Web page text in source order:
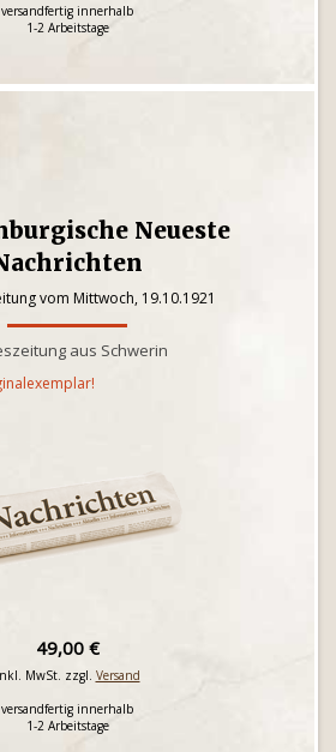
versandfertig innerhalb
1-2 Arbeitstage
Neueste
vom Mittwoch, 19.10.1921
aus Schwerin
49,00 €
MwSt. zzgl. Versand
versandfertig innerhalb
1-2 Arbeitstage